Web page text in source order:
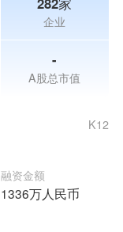
企业
-
A股总市值
融资金额
1336万人民币
K12